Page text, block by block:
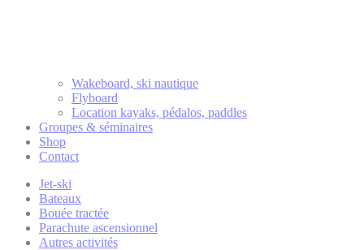
Wakeboard, ski nautique
Flyboard
Location kayaks, pédalos, paddles
Groupes & séminaires
Shop
Contact
Jet-ski
Bateaux
Bouée tractée
Parachute ascensionnel
Autres activités